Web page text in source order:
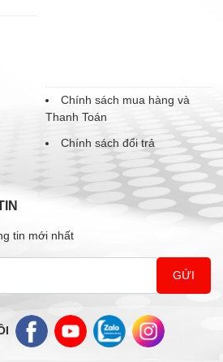
Chính sách mua hàng và
Thanh Toán
Chính sách đổi trả
tin mới nhất